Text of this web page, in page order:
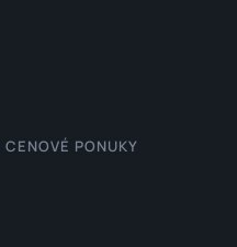
PONUKY